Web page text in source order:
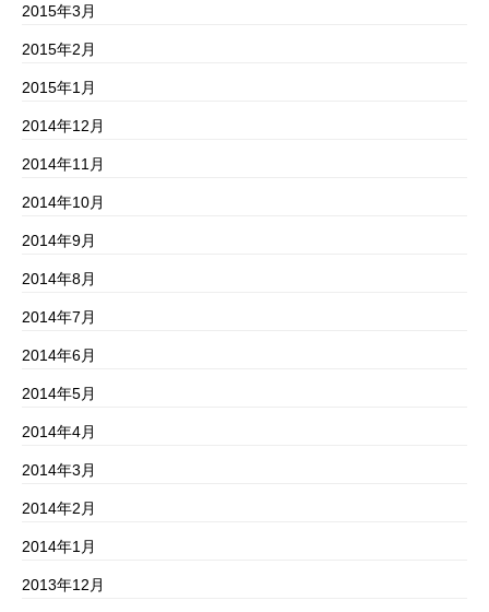
2015年3月
2015年2月
2015年1月
2014年12月
2014年11月
2014年10月
2014年9月
2014年8月
2014年7月
2014年6月
2014年5月
2014年4月
2014年3月
2014年2月
2014年1月
2013年12月